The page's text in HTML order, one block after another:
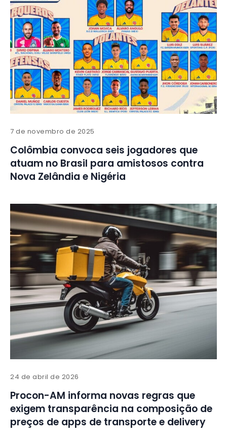
7 de novembro de 2025
Colômbia convoca seis jogadores que
atuam no Brasil para amistosos contra
Nova Zelândia e Nigéria
24 de abril de 2026
Procon-AM informa novas regras que
exigem transparência na composição de
preços de apps de transporte e delivery